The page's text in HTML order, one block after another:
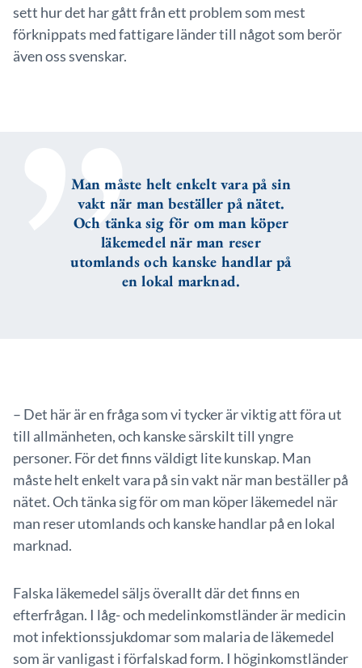
sett hur det har gått från ett problem som mest
förknippats med fattigare länder till något som berör
även oss svenskar.
Man måste helt enkelt vara på sin
vakt när man beställer på nätet.
Och tänka sig för om man köper
läkemedel när man reser
utomlands och kanske handlar på
en lokal marknad.
– Det här är en fråga som vi tycker är viktig att föra ut
till allmänheten, och kanske särskilt till yngre
personer. För det finns väldigt lite kunskap. Man
måste helt enkelt vara på sin vakt när man beställer på
nätet. Och tänka sig för om man köper läkemedel när
man reser utomlands och kanske handlar på en lokal
marknad.
Falska läkemedel säljs överallt där det finns en
efterfrågan. I låg- och medelinkomstländer är medicin
mot infektionssjukdomar som malaria de läkemedel
som är vanligast i förfalskad form. I höginkomstländer